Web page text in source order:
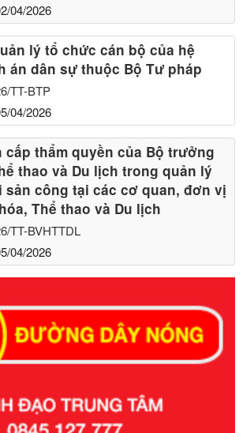
04/2026
TT-BTP
04/2026
lý tổ chức cán bộ của hệ
án dân sự thuộc Bộ Tư pháp
TT-BVHTTDL
04/2026
cấp thẩm quyền của Bộ trưởng
thao và Du lịch trong quản lý
sản công tại các cơ quan, đơn vị
Thể thao và Du lịch